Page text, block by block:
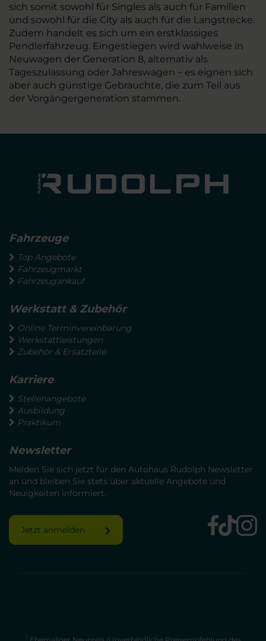
sich somit sowohl für Singles als auch für Familien
und sowohl für die City als auch für die Langstrecke.
Zudem handelt es sich um ein erstklassiges
Pendlerfahrzeug. Eingestiegen wird wahlweise in
Neuwagen der Generation 8, alternativ als
Tageszulassung oder Jahreswagen – es eignen sich
aber auch günstige Gebrauchte, die zum Teil aus
der Vorgängergeneration stammen.
Fahrzeuge
Top Angebote
Fahrzeugmarkt
Fahrzeugankauf
Werkstatt & Zubehör
Online Terminvereinbarung
Werkstattleistungen
Zubehör & Ersatzteile
Karriere
Stellenangebote
Ausbildung
Praktikum
Newsletter
Melden Sie sich jetzt für den Autohaus Rudolph Newsletter
an und bleiben Sie stets über aktuelle Angebote und
Neuigkeiten informiert.
Jetzt anmelden
1